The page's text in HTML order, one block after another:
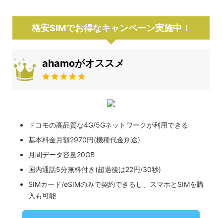
格安SIMでお得なキャンペーン実施中！
ahamoがオススメ
ドコモの高品質な4G/5Gネットワークが利用できる
基本料金月額2970円(機種代金別途)
月間データ容量20GB
国内通話5分無料付き(超過後は22円/30秒)
SIMカード/eSIMのみで契約できるし、スマホとSIMを購
入も可能